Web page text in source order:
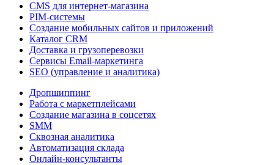
CMS для интернет-магазина
PIM-системы
Создание мобильных сайтов и приложений
Каталог CRM
Доставка и грузоперевозки
Сервисы Email-маркетинга
SEO (управление и аналитика)
Дропшиппинг
Работа с маркетплейсами
Создание магазина в соцсетях
SMM
Сквозная аналитика
Автоматизация склада
Онлайн-консультанты